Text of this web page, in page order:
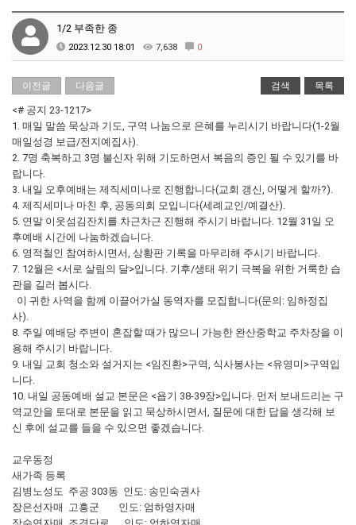
1/2 부족한 종
2023.12.30 18:01 7,638 0
이전글 다음글 검색 목록
<# 공지 23-1217>
1. 매일 말씀 묵상과 기도, 구역 나눔으로 은혜를 누리시기 바랍니다(1-2월
매일성경 보급/전지예집사).
2. 7명 축복하고 3명 불신자 위해 기도하면서 복음의 증인 될 수 있기를 바
랍니다.
3. 내일 오후예배는 제직세미나로 진행합니다(교회 갱신, 어떻게 할까?).
4. 제직세미나 마친 후, 공동의회 모입니다(세례교인/예결산).
5. 연말 이웃섬김잔치를 차근차근 진행해 주시기 바랍니다. 12월 31일 오
후예배 시간에 나눔하겠습니다.
6. 영적철인 참여하시면서, 상황판 기록을 마무리해 주시기 바랍니다.
7. 12월은 <서로 살림의 달>입니다. 기후/생태 위기 극복을 위한 거룩한 습
관을 길러 봅시다.
이 귀한 사역을 함께 이끌어가실 동역자를 모집합니다(문의: 임하정집
사).
8. 주일 예배당 주변이 혼잡할 때가 많으니 가능한 완산중학교 주차장을 이
용해 주시기 바랍니다.
9. 내일 교회 청소와 설거지는 <임진환>구역, 식사봉사는 <유영미>구역입
니다.
10. 내일 공동예배 설교 본문은 <욥기 38-39장>입니다. 먼저 보내드리는 구
역교안을 토대로 본문을 읽고 묵상하시면서, 질문에 대한 답을 생각해 보
신 후에 설교를 들을 수 있으면 좋겠습니다.
교우동정
새가족 등록
김병노성도 주공 303동 인도: 송민숙권사
장은선자매 고흥군 인도: 엄하영자매